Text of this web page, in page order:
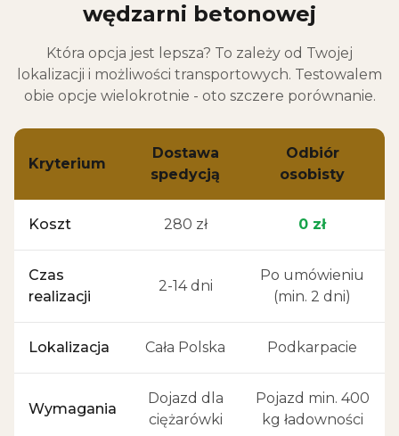
wędzarni betonowej
Która opcja jest lepsza? To zależy od Twojej
lokalizacji i możliwości transportowych. Testowalem
obie opcje wielokrotnie - oto szczere porównanie.
Kryterium
Dostawa
spedycją
Odbiór
osobisty
Koszt 280 zł 0 zł
Czas
realizacji
2-14 dni
Po umówieniu
(min. 2 dni)
Lokalizacja Cała Polska Podkarpacie
Wymagania
Dojazd dla
ciężarówki
Pojazd min. 400
kg ładowności